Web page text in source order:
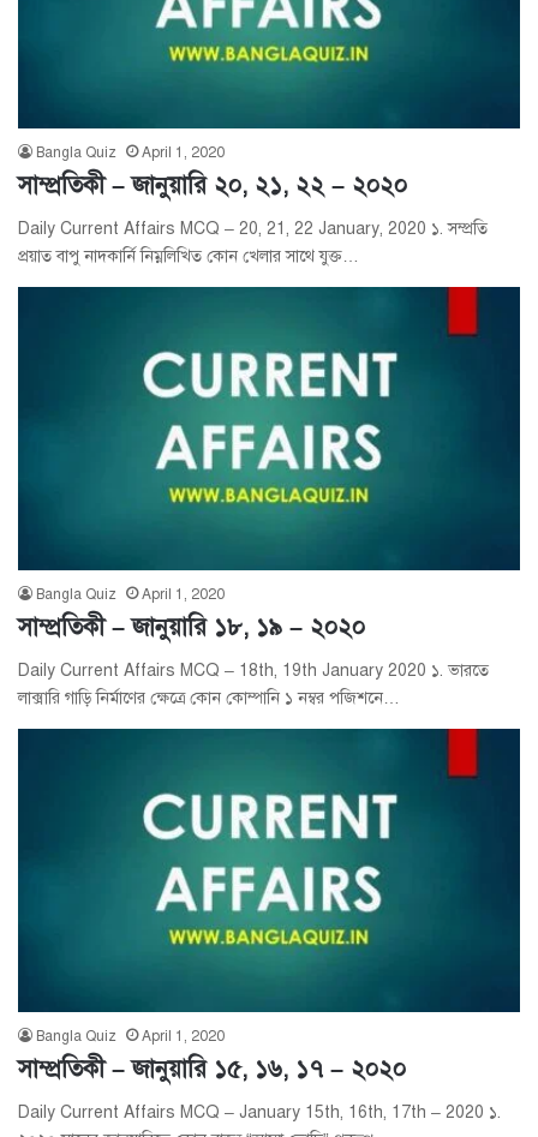
Bangla Quiz April 1, 2020
সাম্প্রতিকী – জানুয়ারি ২০, ২১, ২২ – ২০২০
Daily Current Affairs MCQ – 20, 21, 22 January, 2020 ১. সম্প্রতি
প্রয়াত বাপু নাদকার্নি নিম্নলিখিত কোন খেলার সাথে যুক্ত…
Bangla Quiz April 1, 2020
সাম্প্রতিকী – জানুয়ারি ১৮, ১৯ – ২০২০
Daily Current Affairs MCQ – 18th, 19th January 2020 ১. ভারতে
লাক্সারি গাড়ি নির্মাণের ক্ষেত্রে কোন কোম্পানি ১ নম্বর পজিশনে…
Bangla Quiz April 1, 2020
সাম্প্রতিকী – জানুয়ারি ১৫, ১৬, ১৭ – ২০২০
Daily Current Affairs MCQ – January 15th, 16th, 17th – 2020 ১.